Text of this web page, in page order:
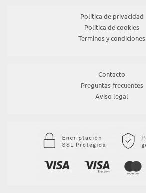
Política de privacidad
Política de cookies
Terminos y condiciones
Contacto
Preguntas frecuentes
Aviso legal